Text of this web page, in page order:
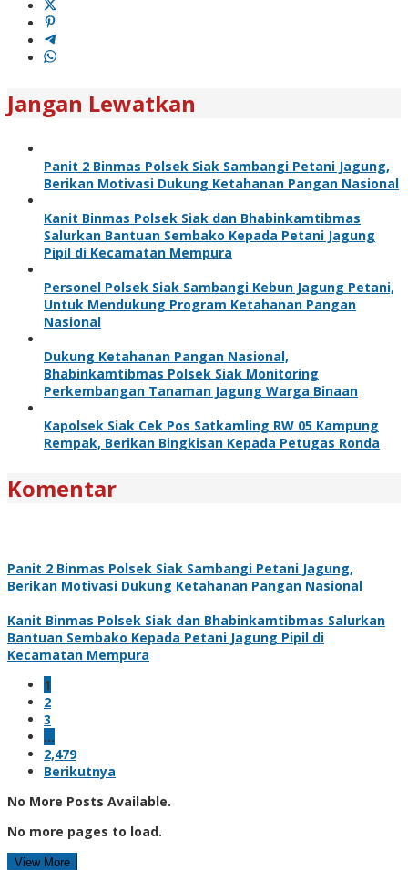
Jangan Lewatkan
Panit 2 Binmas Polsek Siak Sambangi Petani Jagung,
Berikan Motivasi Dukung Ketahanan Pangan Nasional
Kanit Binmas Polsek Siak dan Bhabinkamtibmas
Salurkan Bantuan Sembako Kepada Petani Jagung
Pipil di Kecamatan Mempura
Personel Polsek Siak Sambangi Kebun Jagung Petani,
Untuk Mendukung Program Ketahanan Pangan
Nasional
Dukung Ketahanan Pangan Nasional,
Bhabinkamtibmas Polsek Siak Monitoring
Perkembangan Tanaman Jagung Warga Binaan
Kapolsek Siak Cek Pos Satkamling RW 05 Kampung
Rempak, Berikan Bingkisan Kepada Petugas Ronda
Komentar
Panit 2 Binmas Polsek Siak Sambangi Petani Jagung,
Berikan Motivasi Dukung Ketahanan Pangan Nasional
Kanit Binmas Polsek Siak dan Bhabinkamtibmas Salurkan
Bantuan Sembako Kepada Petani Jagung Pipil di
Kecamatan Mempura
1
2
3
…
2,479
Berikutnya
No More Posts Available.
No more pages to load.
View More